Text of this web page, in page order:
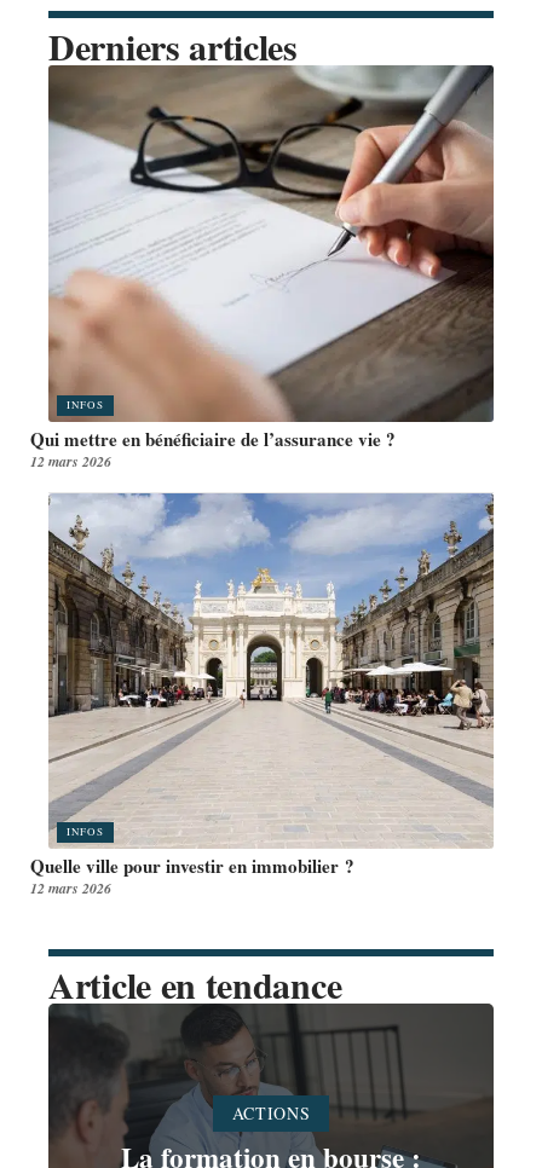
Derniers articles
INFOS
Qui mettre en bénéficiaire de l’assurance vie ?
12 mars 2026
INFOS
Quelle ville pour investir en immobilier ?
12 mars 2026
Article en tendance
ACTIONS
La formation en bourse :